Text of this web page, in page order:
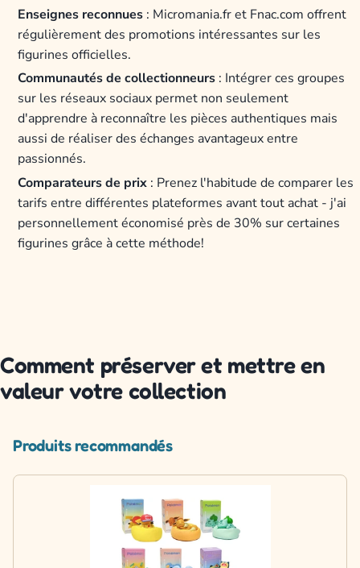
Enseignes reconnues : Micromania.fr et Fnac.com offrent
régulièrement des promotions intéressantes sur les
figurines officielles.
Communautés de collectionneurs : Intégrer ces groupes
sur les réseaux sociaux permet non seulement
d'apprendre à reconnaître les pièces authentiques mais
aussi de réaliser des échanges avantageux entre
passionnés.
Comparateurs de prix : Prenez l'habitude de comparer les
tarifs entre différentes plateformes avant tout achat - j'ai
personnellement économisé près de 30% sur certaines
figurines grâce à cette méthode!
Comment préserver et mettre en
valeur votre collection
Produits recommandés